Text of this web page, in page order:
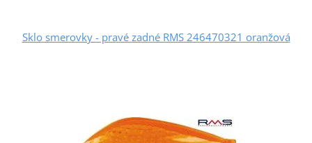
Sklo smerovky - pravé zadné RMS 246470321 oranžová